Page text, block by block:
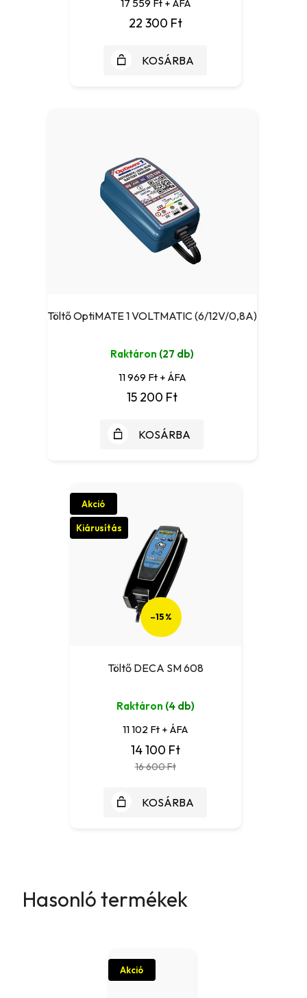
17 559 Ft + ÁFA
22 300 Ft
KOSÁRBA
Töltő OptiMATE 1 VOLTMATIC (6/12V/0,8A)
Raktáron (27 db)
11 969 Ft + ÁFA
15 200 Ft
KOSÁRBA
Akció
Kiárusítás
Töltő DECA SM 608
Raktáron (4 db)
11 102 Ft + ÁFA
14 100 Ft
16 600 Ft
–15 %
KOSÁRBA
Hasonló termékek
Akció